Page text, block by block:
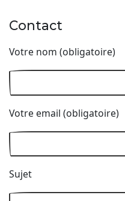
Contact
Votre nom (obligatoire)
Votre email (obligatoire)
Sujet